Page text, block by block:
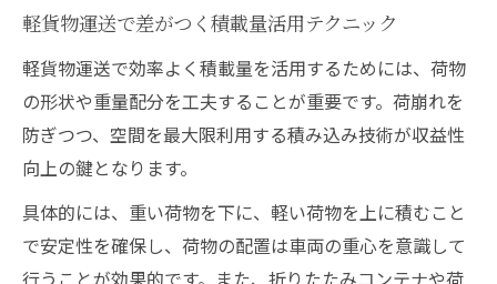
軽貨物事業における荷物量アップの実践法
軽貨物を活かした荷主との信頼構築の方法
過積載リスクを避ける積載調整の極意
軽貨物で過積載を防ぐ積載量管理のポイン
ト
軽貨物車両の安全基準を守る積載調整方法
軽貨物運送で差がつく積載量活用テクニック
軽貨物運送で効率よく積載量を活用するためには、荷物
の形状や重量配分を工夫することが重要です。荷崩れを
防ぎつつ、空間を最大限利用する積み込み技術が収益性
向上の鍵となります。
具体的には、重い荷物を下に、軽い荷物を上に積むこと
で安定性を確保し、荷物の配置は車両の重心を意識して
行うことが効果的です。また、折りたたみコンテナや荷